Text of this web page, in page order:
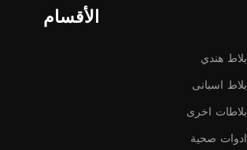
الأقسام
بلاط هندي
بلاط اسبانى
بلاطات اخرى
ادوات صحية